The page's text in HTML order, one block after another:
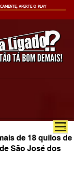
APERTE O PLAY
de 18 quilos de
São José dos